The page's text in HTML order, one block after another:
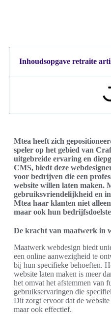
Inhoudsopgave retraite
Mtea heeft zich
speler op het gebied van
uitgebreide ervaring en
CMS, biedt deze
voor bedrijven die een
website willen laten maken.
gebruiksvriendelijkheid en
Mtea haar klanten niet
maar ook hun
De kracht van maatwerk in
Maatwerk webdesign biedt
een online aanwezigheid te
bij hun specifieke behoeften.
website laten maken is meer
het omvat het afstemmen van
gebruikservaringen die
Dit zorgt ervoor dat de
maar ook effectief.